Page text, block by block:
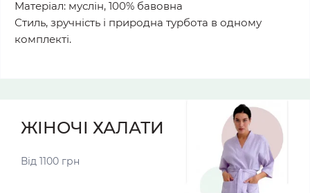
Матеріал: муслін, 100% бавовна
Стиль, зручність і природна турбота в одному
комплекті.
ЖІНОЧІ ХАЛАТИ
Від 1100 грн